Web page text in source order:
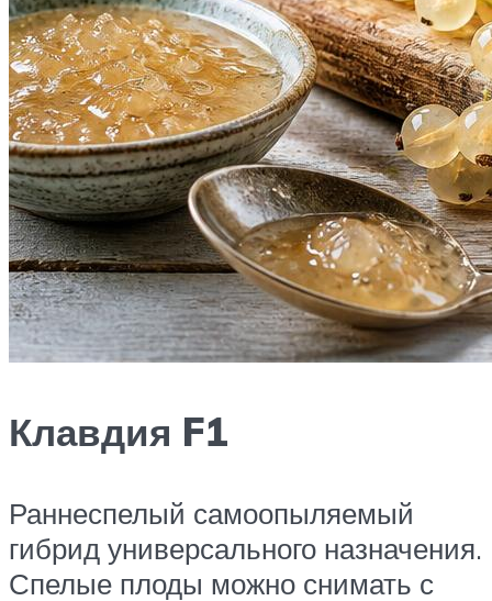
Клавдия F1
Раннеспелый самоопыляемый
гибрид универсального назначения.
Спелые плоды можно снимать с